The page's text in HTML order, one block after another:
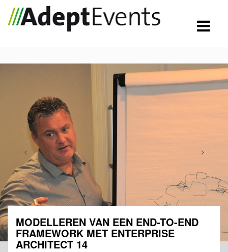
MODELLEREN VAN EEN END-TO-END
FRAMEWORK MET ENTERPRISE
ARCHITECT 14